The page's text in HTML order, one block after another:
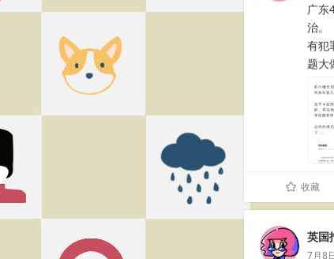
广东
治。
有犯
题大
û 收藏
英国
7月8